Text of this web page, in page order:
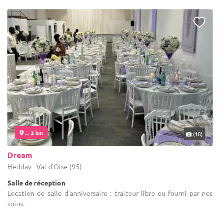
... 2 km (18)
Dream
Herblay - Val-d'Oise (95)
Salle de réception
Location de salle d'anniversaire : traiteur libre ou fourni par nos
soins.